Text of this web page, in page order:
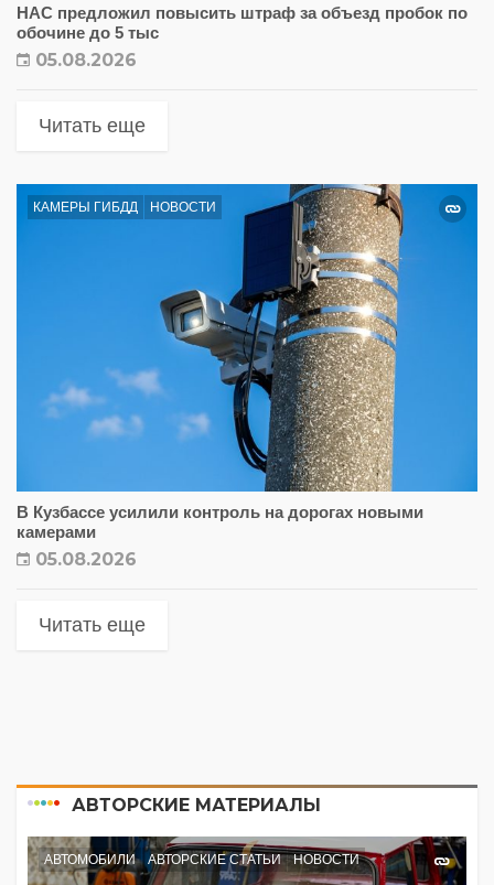
НАС предложил повысить штраф за объезд пробок по
обочине до 5 тыс
05.08.2026
Читать еще
КАМЕРЫ ГИБДД НОВОСТИ
В Кузбассе усилили контроль на дорогах новыми
камерами
05.08.2026
Читать еще
АВТОРСКИЕ МАТЕРИАЛЫ
АВТОМОБИЛИ АВТОРСКИЕ СТАТЬИ НОВОСТИ